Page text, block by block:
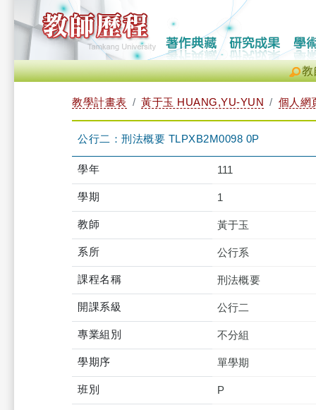
教
教學計畫表 黃于玉 HUANG,YU-YUN 個人網
公行二：刑法概要 TLPXB2M0098 0P
學年 111
學期 1
教師 黃于玉
系所 公行系
課程名稱 刑法概要
開課系級 公行二
專業組別 不分組
學期序 單學期
班別 P